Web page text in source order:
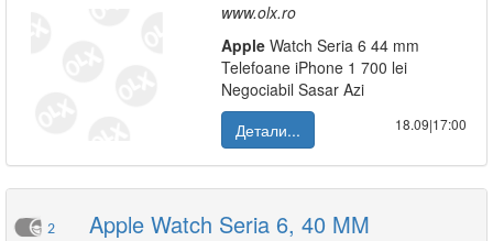
www.olx.ro
Apple Watch Seria 6 44 mm
Telefoane iPhone 1 700 lei
Negociabil Sasar Azi
Детали...
18.09|17:00
2 Apple Watch Seria 6, 40 MM